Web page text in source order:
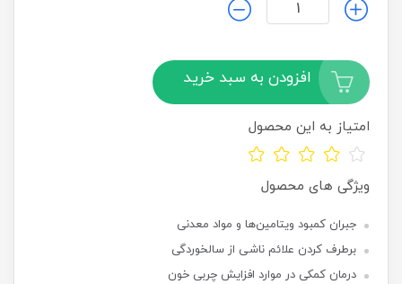
افزودن به سبد خرید
امتیاز به این محصول
ویژگی های محصول
جبران کمبود ویتامین‌ها و مواد معدنی
برطرف کردن علائم ناشی از سالخوردگی
درمان کمکی در موارد افزایش چربی خون